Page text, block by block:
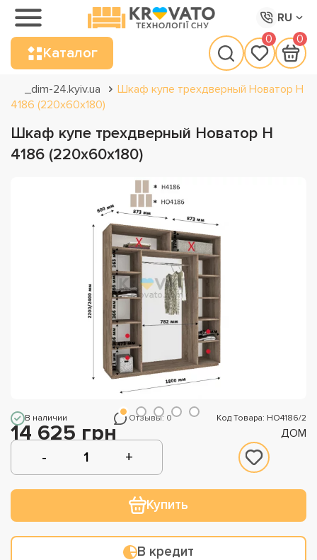
RU
Каталог
0 0
_dim-24.kyiv.ua
Шкаф купе трехдверный Новатор Н
4186 (220х60х180)
Шкаф купе трехдверный Новатор Н
4186 (220х60х180)
В наличии Отзывы: 0 Код Товара: НО4186/2
14 625 грн ДОМ
Купить
В кредит